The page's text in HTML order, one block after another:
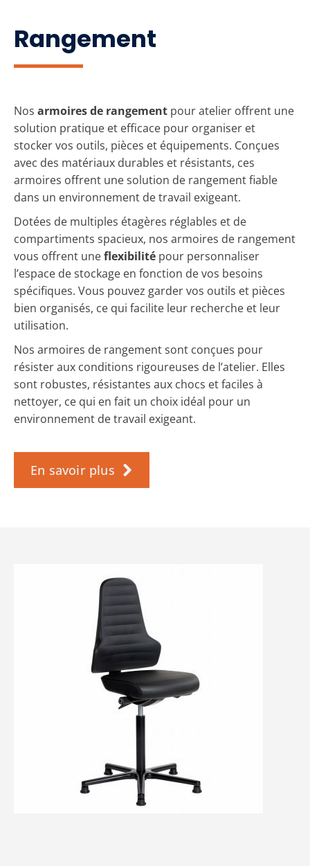
Rangement
Nos armoires de rangement pour atelier offrent une
solution pratique et efficace pour organiser et
stocker vos outils, pièces et équipements. Conçues
avec des matériaux durables et résistants, ces
armoires offrent une solution de rangement fiable
dans un environnement de travail exigeant.
Dotées de multiples étagères réglables et de
compartiments spacieux, nos armoires de rangement
vous offrent uneflexibilité pour personnaliser
l’espace de stockage en fonction de vos besoins
spécifiques. Vous pouvez garder vos outils et pièces
bien organisés, ce qui facilite leur recherche et leur
utilisation.
Nos armoires de rangement sont conçues pour
résister aux conditions rigoureuses de l’atelier. Elles
sont robustes, résistantes aux chocs et faciles à
nettoyer, ce qui en fait un choix idéal pour un
environnement de travail exigeant.
En savoir plus